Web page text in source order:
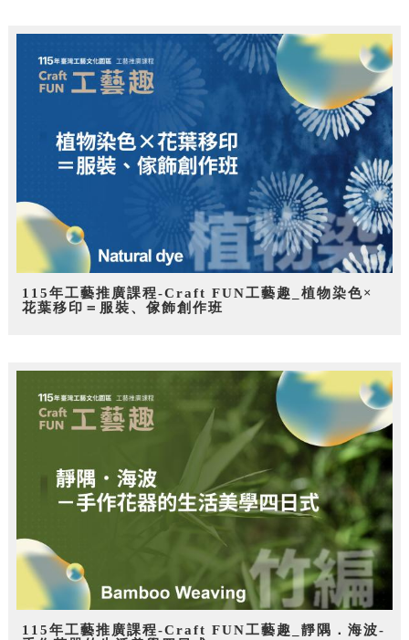
115年工藝推廣課程-Craft FUN工藝趣_植物染色×
花葉移印＝服裝、傢飾創作班
115年工藝推廣課程-Craft FUN工藝趣_靜隅．海波-